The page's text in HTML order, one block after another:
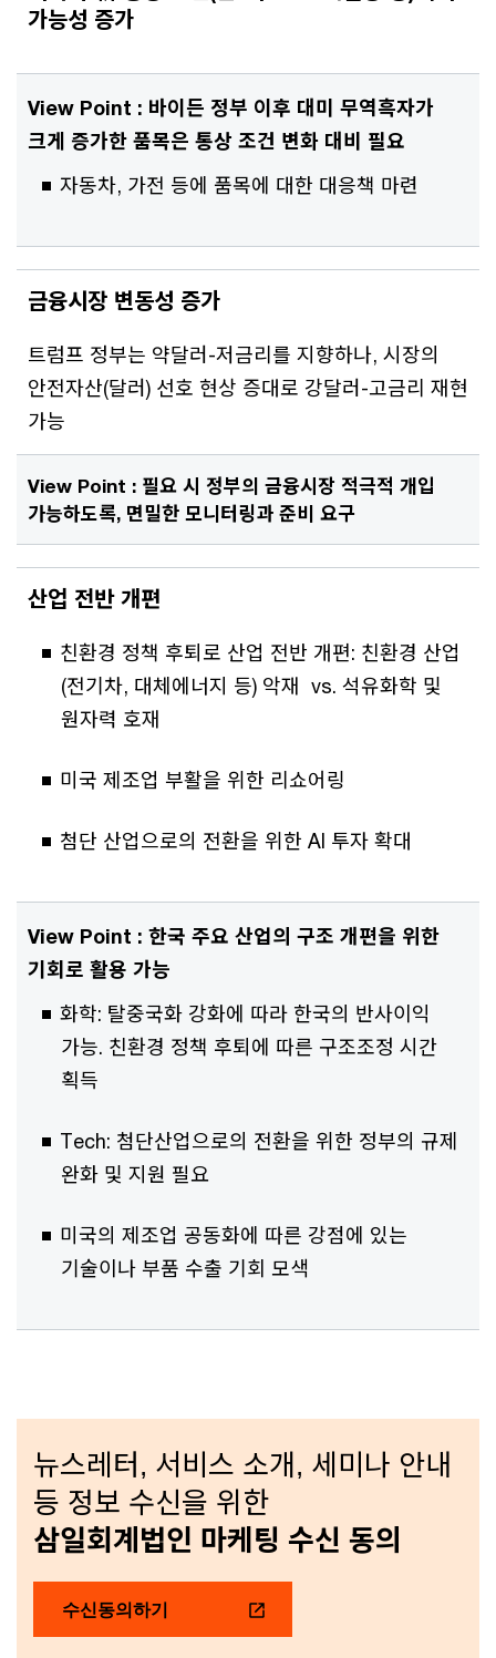
가능성 증가
View Point : 바이든 정부 이후 대미 무역흑자가
크게 증가한 품목은 통상 조건 변화 대비 필요
자동차, 가전 등에 품목에 대한 대응책 마련
금융시장 변동성 증가
트럼프 정부는 약달러-저금리를 지향하나, 시장의
안전자산(달러) 선호 현상 증대로 강달러-고금리 재현
가능
View Point : 필요 시 정부의 금융시장 적극적 개입
가능하도록, 면밀한 모니터링과 준비 요구
산업 전반 개편
친환경 정책 후퇴로 산업 전반 개편: 친환경 산업
(전기차, 대체에너지 등) 악재 vs. 석유화학 및
원자력 호재
미국 제조업 부활을 위한 리쇼어링
첨단 산업으로의 전환을 위한 AI 투자 확대
View Point : 한국 주요 산업의 구조 개편을 위한
기회로 활용 가능
화학: 탈중국화 강화에 따라 한국의 반사이익
가능. 친환경 정책 후퇴에 따른 구조조정 시간
획득
Tech: 첨단산업으로의 전환을 위한 정부의 규제
완화 및 지원 필요
미국의 제조업 공동화에 따른 강점에 있는
기술이나 부품 수출 기회 모색
뉴스레터, 서비스 소개, 세미나 안내
등 정보 수신을 위한
삼일회계법인 마케팅 수신 동의
수신동의하기